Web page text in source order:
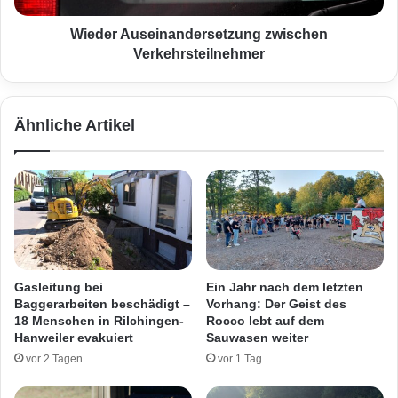
e
s
o
t
e
k
s
d
s
e
z
u
g
w
c
Wieder Auseinandersetzung zwischen
Verkehrsteilnehmer
Ähnliche Artikel
Gasleitung bei
Baggerarbeiten beschädigt –
18 Menschen in Rilchingen-
Hanweiler evakuiert
vor 2 Tagen
Ein Jahr nach dem letzten
Vorhang: Der Geist des
Rocco lebt auf dem
Sauwasen weiter
vor 1 Tag